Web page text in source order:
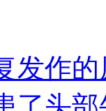
发作的